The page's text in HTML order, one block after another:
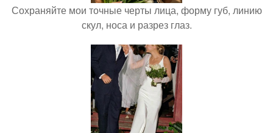
Сохраняйте мои точные черты лица, форму губ, линию
скул, носа и разрез глаз.